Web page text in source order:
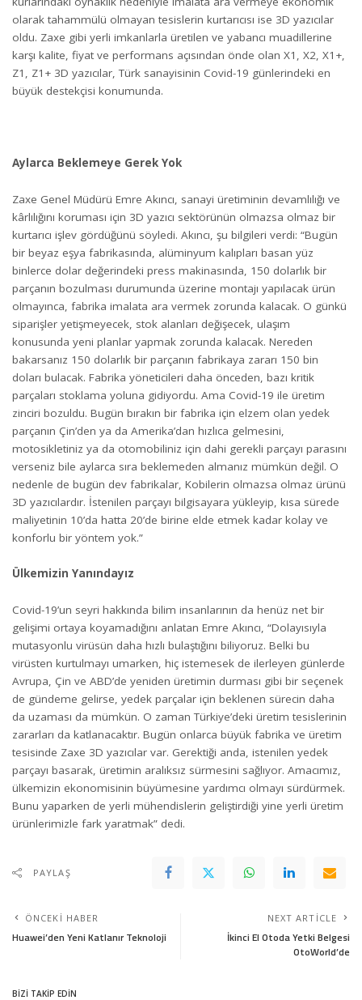
olarak tahammülü olmayan tesislerin kurtarıcısı ise 3D yazıcılar
oldu. Zaxe gibi yerli imkanlarla üretilen ve yabancı muadillerine
karşı kalite, fiyat ve performans açısından önde olan X1, X2, X1+,
Z1, Z1+ 3D yazıcılar, Türk sanayisinin Covid-19 günlerindeki en
büyük destekçisi konumunda.
Aylarca Beklemeye Gerek Yok
Zaxe Genel Müdürü Emre Akıncı, sanayi üretiminin devamlılığı ve
kârlılığını koruması için 3D yazıcı sektörünün olmazsa olmaz bir
kurtarıcı işlev gördüğünü söyledi. Akıncı, şu bilgileri verdi: “Bugün
bir beyaz eşya fabrikasında, alüminyum kalıpları basan yüz
binlerce dolar değerindeki press makinasında, 150 dolarlık bir
parçanın bozulması durumunda üzerine montajı yapılacak ürün
olmayınca, fabrika imalata ara vermek zorunda kalacak. O günkü
siparişler yetişmeyecek, stok alanları değişecek, ulaşım
konusunda yeni planlar yapmak zorunda kalacak. Nereden
bakarsanız 150 dolarlık bir parçanın fabrikaya zararı 150 bin
doları bulacak. Fabrika yöneticileri daha önceden, bazı kritik
parçaları stoklama yoluna gidiyordu. Ama Covid-19 ile üretim
zinciri bozuldu. Bugün bırakın bir fabrika için elzem olan yedek
parçanın Çin’den ya da Amerika’dan hızlıca gelmesini,
motosikletiniz ya da otomobiliniz için dahi gerekli parçayı parasını
verseniz bile aylarca sıra beklemeden almanız mümkün değil. O
nedenle de bugün dev fabrikalar, Kobilerin olmazsa olmaz ürünü
3D yazıcılardır. İstenilen parçayı bilgisayara yükleyip, kısa sürede
maliyetinin 10’da hatta 20’de birine elde etmek kadar kolay ve
konforlu bir yöntem yok.”
Ülkemizin Yanındayız
Covid-19’un seyri hakkında bilim insanlarının da henüz net bir
gelişimi ortaya koyamadığını anlatan Emre Akıncı, “Dolayısıyla
mutasyonlu virüsün daha hızlı bulaştığını biliyoruz. Belki bu
virüsten kurtulmayı umarken, hiç istemesek de ilerleyen günlerde
Avrupa, Çin ve ABD’de yeniden üretimin durması gibi bir seçenek
de gündeme gelirse, yedek parçalar için beklenen sürecin daha
da uzaması da mümkün. O zaman Türkiye’deki üretim tesislerinin
zararları da katlanacaktır. Bugün onlarca büyük fabrika ve üretim
tesisinde Zaxe 3D yazıcılar var. Gerektiği anda, istenilen yedek
parçayı basarak, üretimin aralıksız sürmesini sağlıyor. Amacımız,
ülkemizin ekonomisinin büyümesine yardımcı olmayı sürdürmek.
Bunu yaparken de yerli mühendislerin geliştirdiği yine yerli üretim
ürünlerimizle fark yaratmak” dedi.
PAYLAŞ
ÖNCEKI HABER
Huawei’den Yeni Katlanır Teknoloji
NEXT ARTICLE
İkinci El Otoda Yetki Belgesi
OtoWorld’de
BİZİ TAKİP EDİN